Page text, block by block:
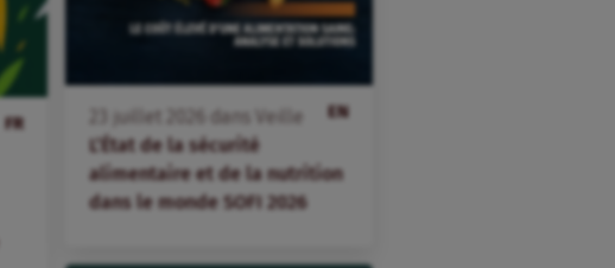
FR
EN
juillet dans
Veille
L’État de la sécurité
alimentaire et de la nutrition
dans le monde SOFI 2026